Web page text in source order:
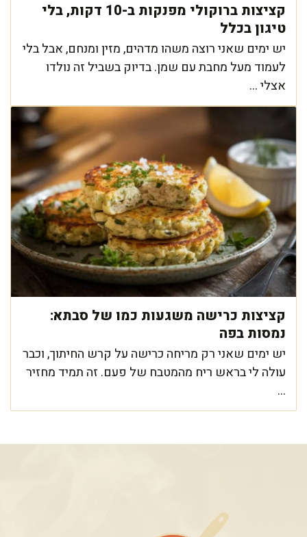
קציצות ברוקולי מפנקות ב-10 דקות, בלי
טיגון בכלל
יש ימים שאני רוצה משהו מדהים, מזין ומנחם, אבל בלי
לעמוד מעל מחבת עם שמן. בדיוק בשביל זה נולדו
אצלי ...
קציצות כרישה משגעות כמו של סבתא:
נמסות בפה
יש ימים שאני רק מריחה כרישה על קרש החיתוך, וכבר
עולה לי בראש ריח מהמטבח של פעם. זה תמיד מחזיר
...